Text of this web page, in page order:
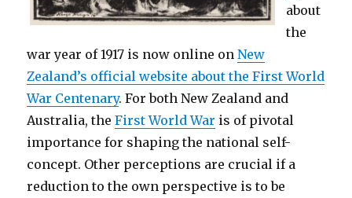
about
the
war year of 1917 is now online onNew
Zealand’s official website about the First World
War Centenary. For both New Zealand and
Australia, theFirst World War is of pivotal
importance for shaping the national self-
concept. Other perceptions are crucial if a
reduction to the own perspective is to be